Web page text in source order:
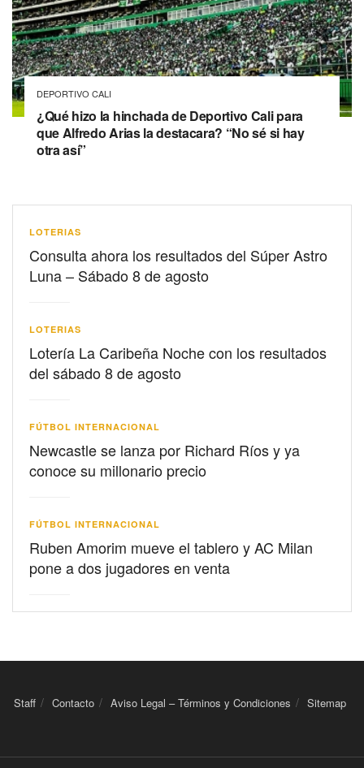
DEPORTIVO CALI
¿Qué hizo la hinchada de Deportivo Cali para
que Alfredo Arias la destacara? “No sé si hay
otra así”
LOTERIAS
Consulta ahora los resultados del Súper Astro
Luna – Sábado 8 de agosto
LOTERIAS
Lotería La Caribeña Noche con los resultados
del sábado 8 de agosto
FÚTBOL INTERNACIONAL
Newcastle se lanza por Richard Ríos y ya
conoce su millonario precio
FÚTBOL INTERNACIONAL
Ruben Amorim mueve el tablero y AC Milan
pone a dos jugadores en venta
Staff Contacto Aviso Legal – Términos y Condiciones Sitemap